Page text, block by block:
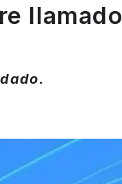
llamado